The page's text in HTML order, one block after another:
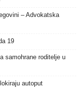
– Advokatska
19
samohrane roditelje u
autoput